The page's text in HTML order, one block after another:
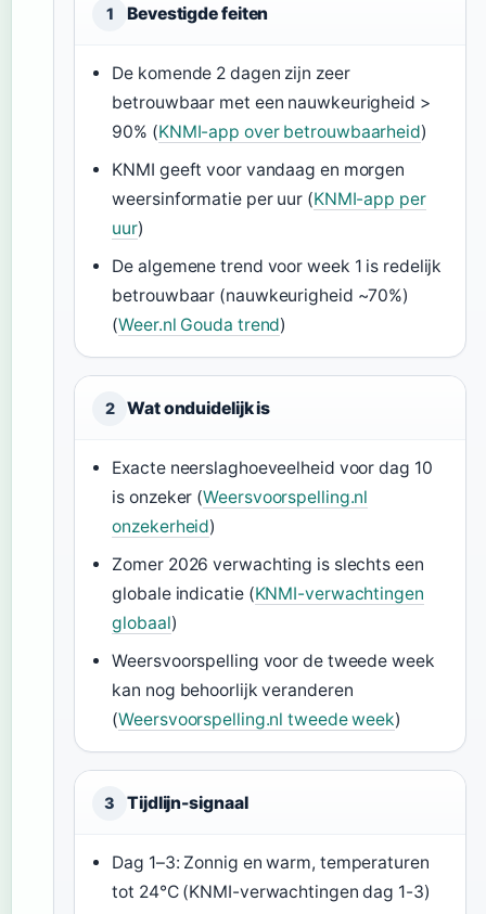
1 Bevestigde feiten
De komende 2 dagen zijn zeer
betrouwbaar met een nauwkeurigheid >
90% (KNMI-app over betrouwbaarheid)
KNMI geeft voor vandaag en morgen
weersinformatie per uur (KNMI-app per
uur)
De algemene trend voor week 1 is redelijk
betrouwbaar (nauwkeurigheid ~70%)
(Weer.nl Gouda trend)
2 Wat onduidelijk is
Exacte neerslaghoeveelheid voor dag 10
is onzeker (Weersvoorspelling.nl
onzekerheid)
Zomer 2026 verwachting is slechts een
globale indicatie (KNMI-verwachtingen
globaal)
Weersvoorspelling voor de tweede week
kan nog behoorlijk veranderen
(Weersvoorspelling.nl tweede week)
3 Tijdlijn-signaal
Dag 1–3: Zonnig en warm, temperaturen
tot 24°C (KNMI-verwachtingen dag 1-3)